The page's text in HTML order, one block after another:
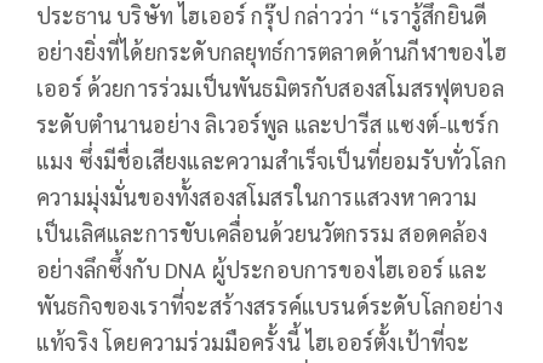
ประธาน บริษัท ไฮเออร์ กรุ๊ป กล่าวว่า “เรารู้สึกยินดี
อย่างยิ่งที่ได้ยกระดับกลยุทธ์การตลาดด้านกีฬาของไฮ
เออร์ ด้วยการร่วมเป็นพันธมิตรกับสองสโมสรฟุตบอล
ระดับตำนานอย่าง ลิเวอร์พูล และปารีส แซงต์-แชร์ก
แมง ซึ่งมีชื่อเสียงและความสำเร็จเป็นที่ยอมรับทั่วโลก
ความมุ่งมั่นของทั้งสองสโมสรในการแสวงหาความ
เป็นเลิศและการขับเคลื่อนด้วยนวัตกรรม สอดคล้อง
อย่างลึกซึ้งกับ DNA ผู้ประกอบการของไฮเออร์ และ
พันธกิจของเราที่จะสร้างสรรค์แบรนด์ระดับโลกอย่าง
แท้จริง โดยความร่วมมือครั้งนี้ ไฮเออร์ตั้งเป้าที่จะ